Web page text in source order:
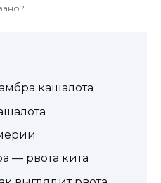
кашалота
— рвота кита